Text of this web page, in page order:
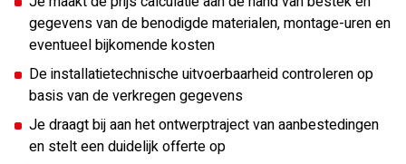
gegevens van de benodigde materialen, montage-uren en
eventueel bijkomende kosten
De installatietechnische uitvoerbaarheid controleren op
basis van de verkregen gegevens
Je draagt bij aan het ontwerptraject van aanbestedingen
en stelt een duidelijk offerte op